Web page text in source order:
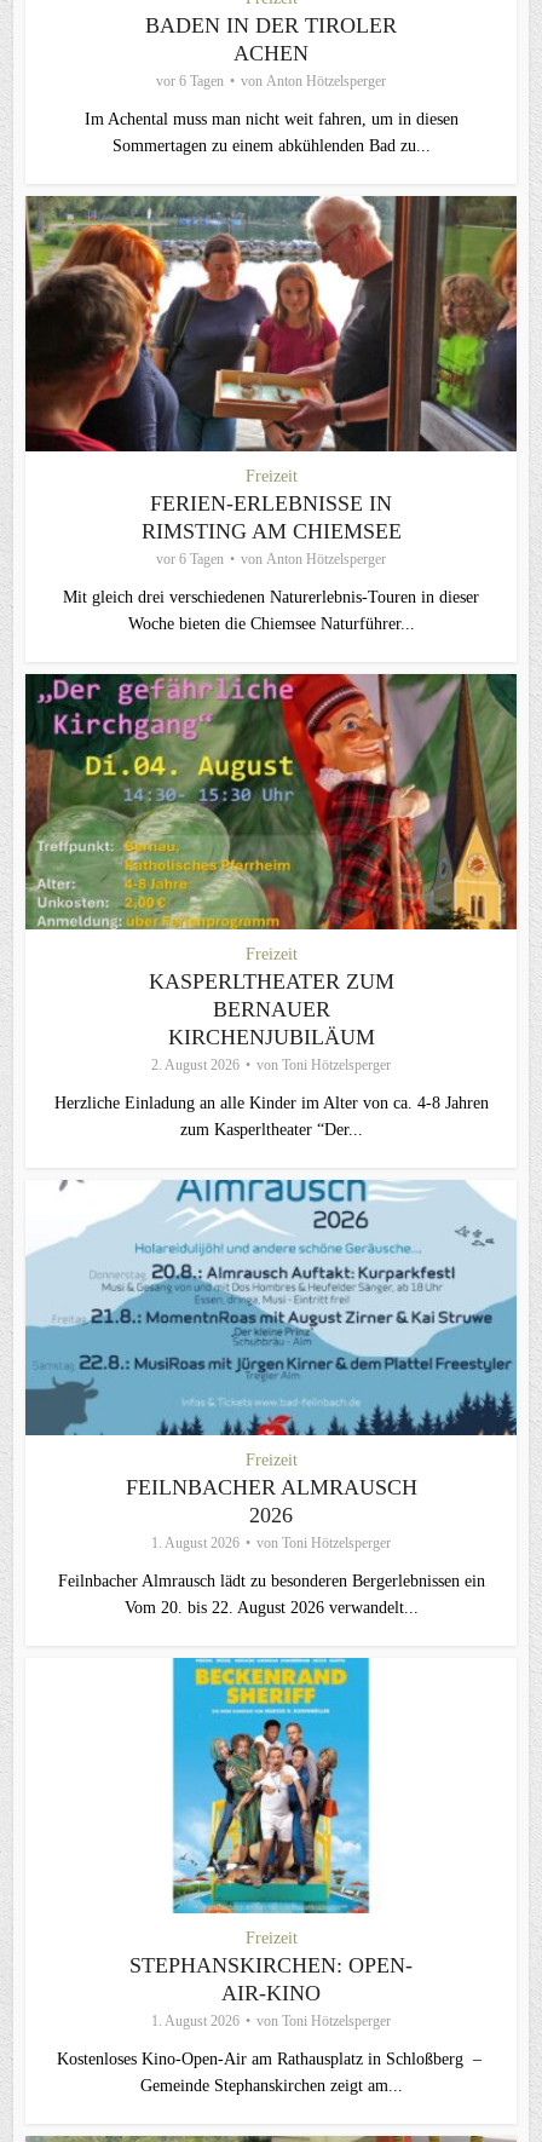
BADEN IN DER TIROLER
ACHEN
vor 6 Tagen von Anton Hötzelsperger
Im Achental muss man nicht weit fahren, um in diesen
Sommertagen zu einem abkühlenden Bad zu...
Freizeit
FERIEN-ERLEBNISSE IN
RIMSTING AM CHIEMSEE
vor 6 Tagen von Anton Hötzelsperger
Mit gleich drei verschiedenen Naturerlebnis-Touren in dieser
Woche bieten die Chiemsee Naturführer...
Freizeit
KASPERLTHEATER ZUM
BERNAUER
KIRCHENJUBILÄUM
2. August 2026 von Toni Hötzelsperger
Herzliche Einladung an alle Kinder im Alter von ca. 4-8 Jahren
zum Kasperltheater “Der...
Freizeit
FEILNBACHER ALMRAUSCH
2026
1. August 2026 von Toni Hötzelsperger
Feilnbacher Almrausch lädt zu besonderen Bergerlebnissen ein
Vom 20. bis 22. August 2026 verwandelt...
Freizeit
STEPHANSKIRCHEN: OPEN-
AIR-KINO
1. August 2026 von Toni Hötzelsperger
Kostenloses Kino-Open-Air am Rathausplatz in Schloßberg –
Gemeinde Stephanskirchen zeigt am...